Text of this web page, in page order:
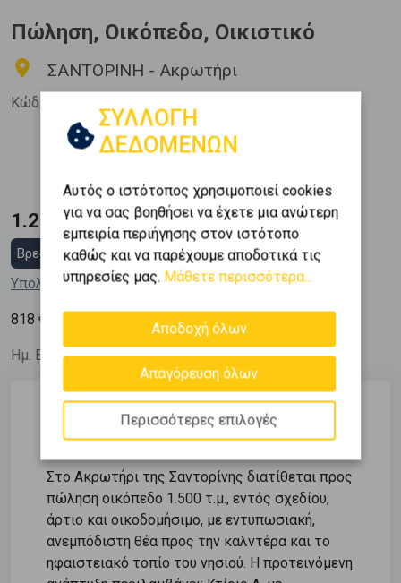
Πώληση, Οικόπεδο, Οικιστικό
ΣΑΝΤΟΡΙΝΗ - Ακρωτήρι
Κώδ. Ακινήτου:
Εμβαδόν
1.250.000 €
Βρες στεγαστικό δάνειο
Υπολόγισε τη δόση μου
818 € / m 2
Ημ. Ενημέρωσης: 22/07/26
Περιγραφή
Στο Ακρωτήρι της Σαντορίνης διατίθεται προς
πώληση οικόπεδο 1.500 τ.μ., εντός σχεδίου,
άρτιο και οικοδομήσιμο, με εντυπωσιακή,
ανεμπόδιστη θέα προς την καλντέρα και το
ηφαιστειακό τοπίο του νησιού. Η προτεινόμενη
ΣΥΛΛΟΓΗ
ΔΕΔΟΜΕΝΩΝ
Αυτός ο ιστότοπος χρησιμοποιεί cookies
για να σας βοηθήσει να έχετε μια ανώτερη
εμπειρία περιήγησης στον ιστότοπο
καθώς και να παρέχουμε αποδοτικά τις
υπηρεσίες μας. Μάθετε περισσότερα...
Αποδοχή όλων
Απαγόρευση όλων
Περισσότερες επιλογές